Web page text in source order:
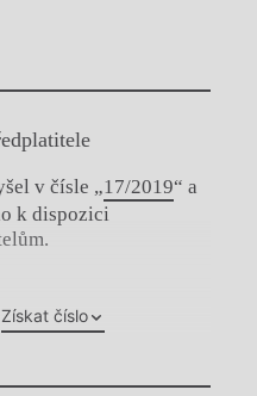
v čísle „17/2019“ a
k dispozici
Získat číslo